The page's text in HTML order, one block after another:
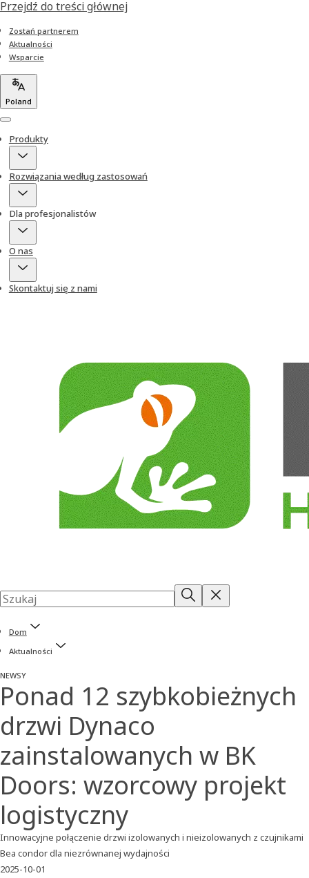
Przejdź do treści głównej
Zostań partnerem
Aktualności
Wsparcie
Poland
Menu
Produkty
Rozwiązania według zastosowań
Dla profesjonalistów
O nas
Skontaktuj się z nami
Dom
Aktualności
NEWSY
Ponad 12 szybkobieżnych
drzwi Dynaco
zainstalowanych w BK
Doors: wzorcowy projekt
logistyczny
Innowacyjne połączenie drzwi izolowanych i nieizolowanych z czujnikami
Bea condor dla niezrównanej wydajności
2025-10-01